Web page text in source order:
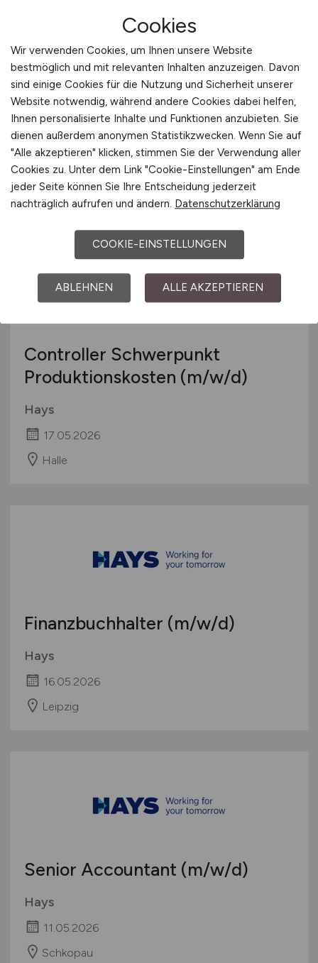
Projektcontroller(m/w/d)
Hays
08.06.2026
Leipzig
Controller Schwerpunkt
Produktionskosten (m/w/d)
Hays
17.05.2026
Halle
Finanzbuchhalter (m/w/d)
Hays
16.05.2026
Leipzig
Senior Accountant (m/w/d)
Hays
11.05.2026
Schkopau
Cookies
Wir verwenden Cookies, um Ihnen unsere Website
bestmöglich und mit relevanten Inhalten anzuzeigen. Davon
sind einige Cookies für die Nutzung und Sicherheit unserer
Website notwendig, während andere Cookies dabei helfen,
Ihnen personalisierte Inhalte und Funktionen anzubieten. Sie
dienen außerdem anonymen Statistikzwecken. Wenn Sie auf
"Alle akzeptieren" klicken, stimmen Sie der Verwendung aller
Cookies zu. Unter dem Link "Cookie-Einstellungen" am Ende
jeder Seite können Sie Ihre Entscheidung jederzeit
nachträglich aufrufen und ändern. Datenschutzerklärung
COOKIE-EINSTELLUNGEN
ABLEHNEN ALLE AKZEPTIEREN